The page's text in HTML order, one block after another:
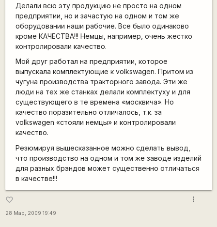
Делали всю эту продукцию не просто на одном
предприятии, но и зачастую на одном и том же
оборудовании наши рабочие. Все было одинаково
кроме КАЧЕСТВА!!! Немцы, например, очень жестко
контролировали качество.
Мой друг работал на предприятии, которое
выпускала комплектующие к volkswagen. Притом из
чугуна производства тракторного завода. Эти же
люди на тех же станках делали комплектуху и для
существующего в те времена «москвича». Но
качество поразительно отличалось, т.к. за
volkswagen «стояли немцы» и контролировали
качество.
Резюмируя вышесказанное можно сделать вывод,
что производство на одном и том же заводе изделий
для разных брэндов может существенно отличаться
в качестве!!!
favorite_border
28 Мар, 2009 19:49
more_vert